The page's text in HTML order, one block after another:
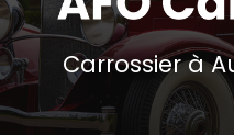
Carrossier à